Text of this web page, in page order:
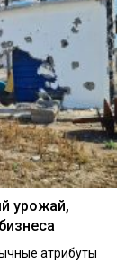
урожай,
атрибуты